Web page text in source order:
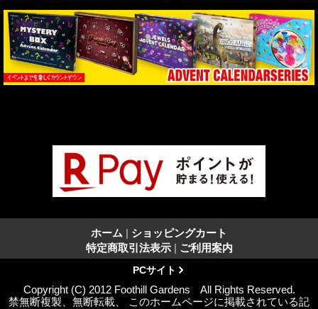
ホーム | ショッピングカート
特定商取引法表示 | ご利用案内
PCサイト
Copyright (C) 2012 Foothill Gardens All Rights Reserved.
禁無断複製、無断転載、 このホームページに掲載されている記